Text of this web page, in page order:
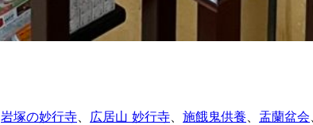
岩塚の妙行寺 広居山 妙行寺 施餓鬼供養 盂蘭盆会